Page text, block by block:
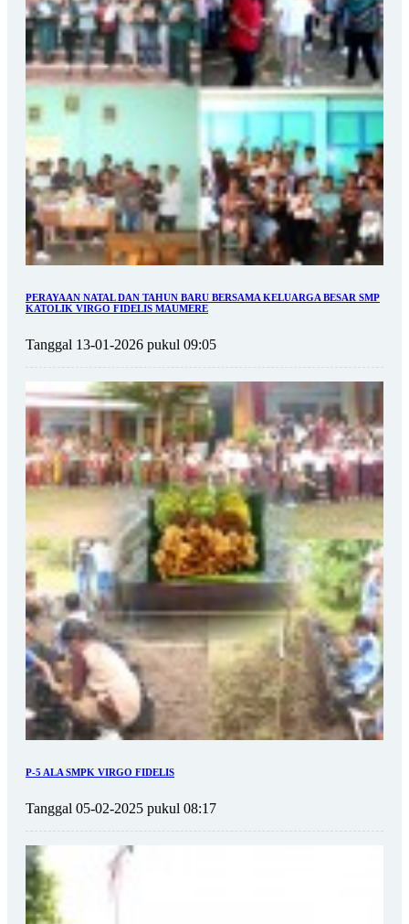
PERAYAAN NATAL DAN TAHUN BARU BERSAMA KELUARGA BESAR SMP
KATOLIK VIRGO FIDELIS MAUMERE
Tanggal 13-01-2026 pukul 09:05
P-5 ALA SMPK VIRGO FIDELIS
Tanggal 05-02-2025 pukul 08:17